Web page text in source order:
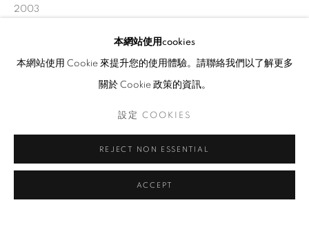
本網站使用cookies
本網站使用 Cookie 來提升您的使用體驗。請聯絡我們以了解更多
關於 Cookie 政策的資訊。
設定 COOKIES
REJECT NON ESSENTIAL
ACCEPT
2003